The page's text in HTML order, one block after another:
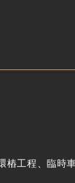
樁工程、臨時